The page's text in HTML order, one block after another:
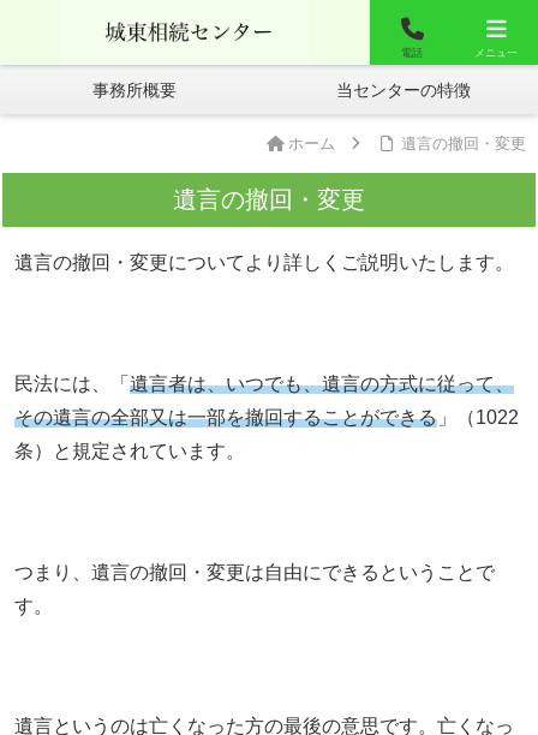
お問合せ よくあるご質問
事務所概要 当センターの特徴
ホーム 遺言の撤回・変更
遺言の撤回・変更
遺言の撤回・変更についてより詳しくご説明いたします。
民法には、「遺言者は、いつでも、遺言の方式に従って、
その遺言の全部又は一部を撤回することができる 」（1022
条）と規定されています。
つまり、遺言の撤回・変更は自由にできるということで
す。
遺言というのは亡くなった方の最後の意思です。亡くなっ
城東相談センター
電話 メニュー